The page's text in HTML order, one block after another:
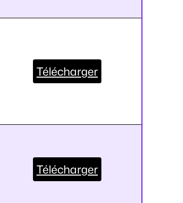
Télécharger
Télécharger